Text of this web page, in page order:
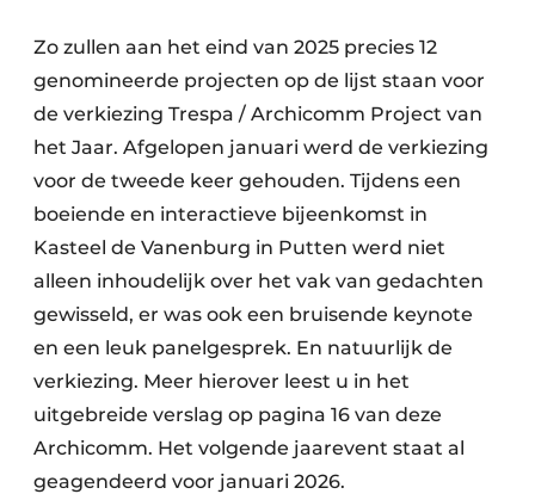
Zo zullen aan het eind van 2025 precies 12
genomineerde projecten op de lijst staan voor
de verkiezing Trespa / Archicomm Project van
het Jaar. Afgelopen januari werd de verkiezing
voor de tweede keer gehouden. Tijdens een
boeiende en interactieve bijeenkomst in
Kasteel de Vanenburg in Putten werd niet
alleen inhoudelijk over het vak van gedachten
gewisseld, er was ook een bruisende keynote
en een leuk panelgesprek. En natuurlijk de
verkiezing. Meer hierover leest u in het
uitgebreide verslag op pagina 16 van deze
Archicomm. Het volgende jaarevent staat al
geagendeerd voor januari 2026.